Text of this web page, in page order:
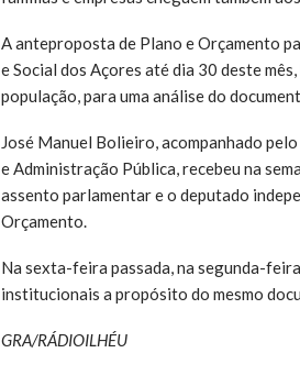
A anteproposta de Plano e Orçamento
e Social dos Açores até dia 30 deste
população, para uma análise do
José Manuel Bolieiro, acompanhado
e Administração Pública, recebeu na
assento parlamentar e o deputado
Orçamento.
Na sexta-feira passada, na segunda-
institucionais a propósito do mesmo
GRA/RÁDIOILHÉU